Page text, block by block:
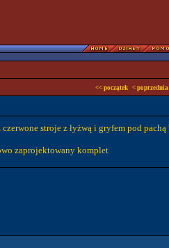
<< początek < poprzednia
stroje z łyżwą i gryfem pod pachą
zaprojektowany komplet